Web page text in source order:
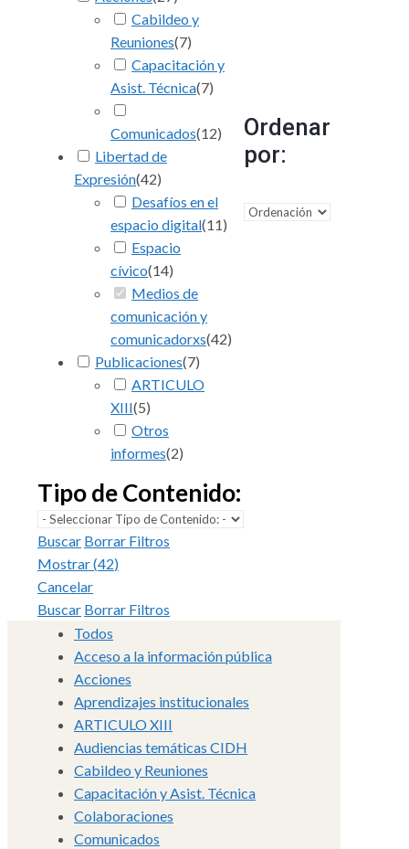
Cabildeo y
Reuniones(7)
Capacitación y
Asist. Técnica(7)
Comunicados(12)
Libertad de
Expresión(42)
Desafíos en el
espacio digital(11)
Espacio
cívico(14)
Medios de
comunicación y
comunicadorxs(42)
Publicaciones(7)
ARTICULO
XIII(5)
Otros
informes(2)
Tipo de Contenido:
Buscar Borrar Filtros
Mostrar(42)
Cancelar
Buscar Borrar Filtros
Ordenar
por:
Todos
Acceso a la información pública
Acciones
Aprendizajes institucionales
ARTICULO XIII
Audiencias temáticas CIDH
Cabildeo y Reuniones
Capacitación y Asist. Técnica
Colaboraciones
Comunicados